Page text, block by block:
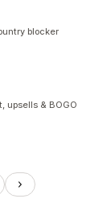
blocker
upsells & BOGO